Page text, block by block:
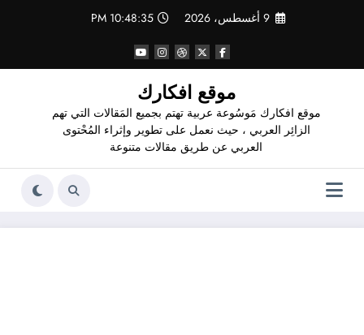
9 أغسطس، 2026 10:48:36 PM
موقع افكارك
موقع افكارك مَوسُوعة عربية تهتم بجميع المَقالات التي تهم
الزائِر العربي ، حيث نعمل على تطوير وإثراء المُحْتوى
العربي عن طريق مقالات متنوعة